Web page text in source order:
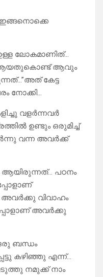
ഇങ്ങനൊക്കെ
ലോകമാണിത്…
ആയതുകൊണ്ട് ആവും
കേട്ട
നോക്കി…
വളർന്നവർ
ഉണ്ടും ഒരുമിച്ച്
വന്ന അവർക്ക്
പഠനം
വിവാഹം
അവർക്കു
ബന്ധം
കഴിഞ്ഞു എന്ന്…
നമുക്ക് നാം